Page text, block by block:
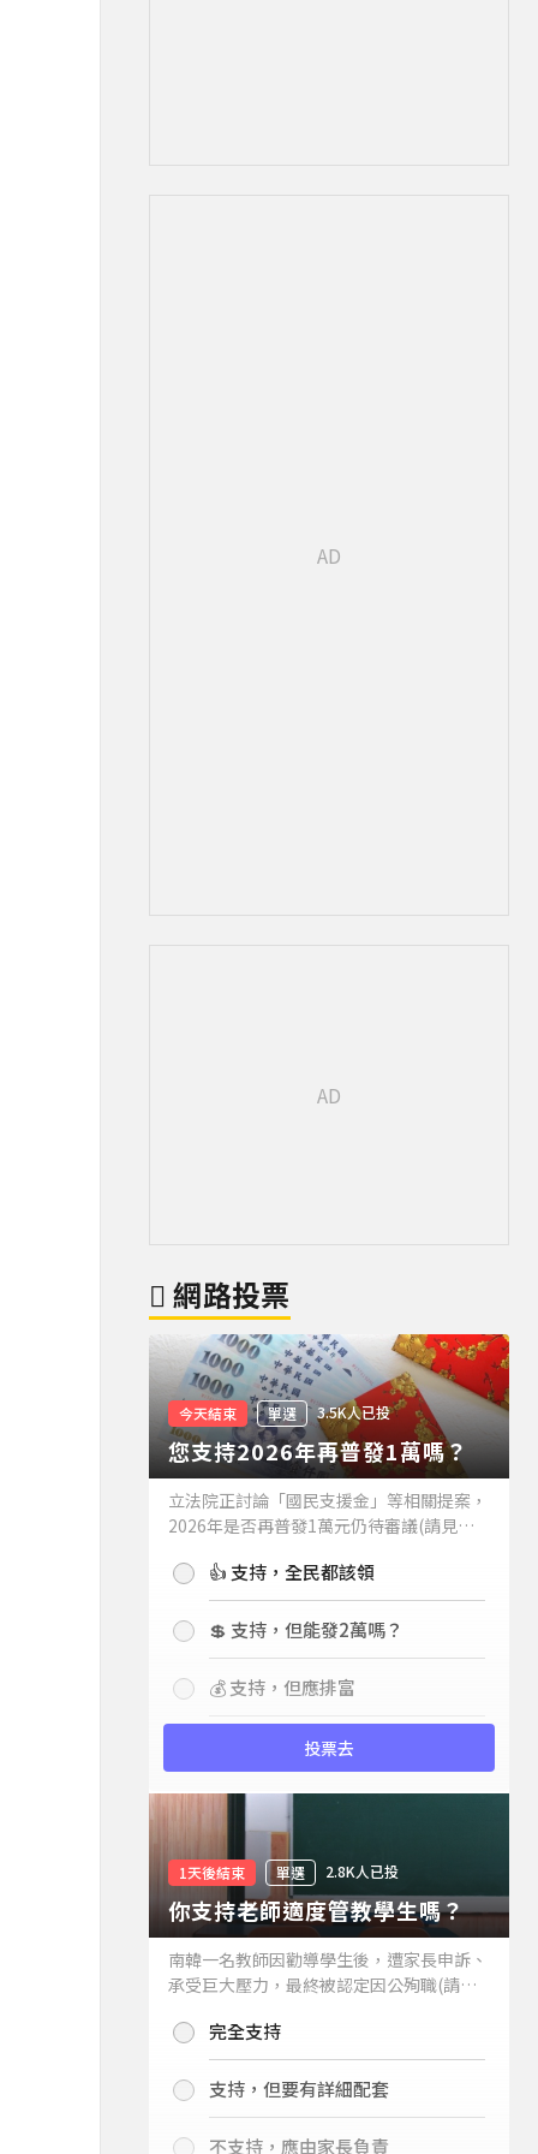
網路投票
今天結束 單選 3.5K人已投
您支持2026年再普發1萬嗎？
立法院正討論「國民支援金」等相關提案，
2026年是否再普發1萬元仍待審議(請見下
持嗎？👍 支持，全民都該領
💲 支持，但能發2萬嗎？
💰 支持，但應排富
投票去
1天後結束 單選 2.8K人已投
你支持老師適度管教學生嗎？
南韓一名教師因勸導學生後，遭家長申訴、
承受巨大壓力，最終被認定因公殉職(請見
你支持老師適度管教學生嗎？
完全支持
支持，但要有詳細配套
不支持，應由家長負責